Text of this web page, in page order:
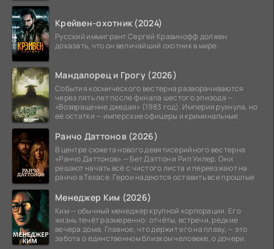
Крейвен-охотник (2024)
Русский иммигрант Сергей Кравинофф должен
доказать, что он величайший охотник в мире.
Мандалорец и Грогу (2026)
События космического вестерна разворачиваются
через пять лет после финала шестого эпизода —
«Возвращение джедая» (1983 год). Империя рухнула, но
её остатки — имперские офицеры и криминальные
Ранчо Даттонов (2026)
В центре сюжета нового девятисерийного вестерна
«Ранчо Даттонов» — Бет Даттон и Рип Уилер. Они
решают начать всё с чистого листа и переезжают на
ранчо в Техасе. Герои надеются оставить все прошлые
Менеджер Ким (2026)
Ким — обычный менеджер крупной корпорации. Его
жизнь течёт размеренно: отчёты, встречи, редкие
вечера дома. Главное, что держит его на плаву, — это
забота о единственном близком человеке, о дочери.